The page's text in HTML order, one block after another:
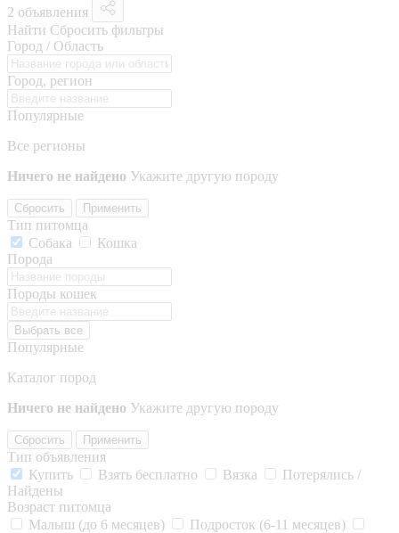
2 объявления
Найти Сбросить фильтры
Город / Область
Город, регион
Популярные
Все регионы
Ничего не найдено Укажите другую породу
Сбросить Применить
Тип питомца
Собака
Кошка
Порода
Породы кошек
Выбрать все
Популярные
Каталог пород
Ничего не найдено Укажите другую породу
Сбросить Применить
Тип объявления
Купить
Взять бесплатно Вязка
Потерялись /
Найдены
Возраст питомца
Малыш (до 6 месяцев)
Подросток (6-11 месяцев)